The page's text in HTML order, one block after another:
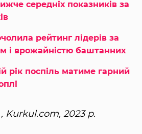
середніх показників за
рейтинг лідерів за
і врожайністю баштанних
рік поспіль матиме гарний
, Kurkul.com, 2023 р.